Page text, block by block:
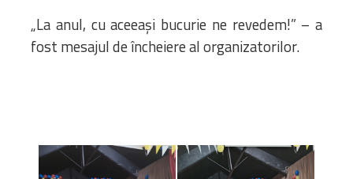
„La anul, cu aceeași bucurie ne revedem!” – a
fost mesajul de încheiere al organizatorilor.